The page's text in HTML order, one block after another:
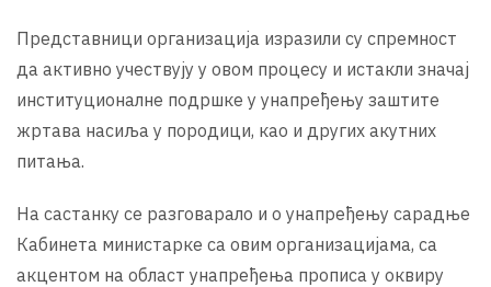
Представници организација изразили су спремност
да активно учествују у овом процесу и истакли значај
институционалне подршке у унапређењу заштите
жртава насиља у породици, као и других акутних
питања.
На састанку се разговарало и о унапређењу сарадње
Кабинета министарке са овим организацијама, са
акцентом на област унапређења прописа у оквиру